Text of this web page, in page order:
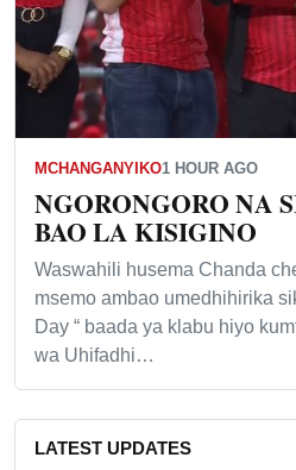
MCHANGANYIKO1 HOUR AGO
NGORONGORO NA
BAO LA KISIGINO
Waswahili husema Chanda
msemo ambao umedhihirika
Day “ baada ya klabu hiyo
wa Uhifadhi…
LATEST UPDATES